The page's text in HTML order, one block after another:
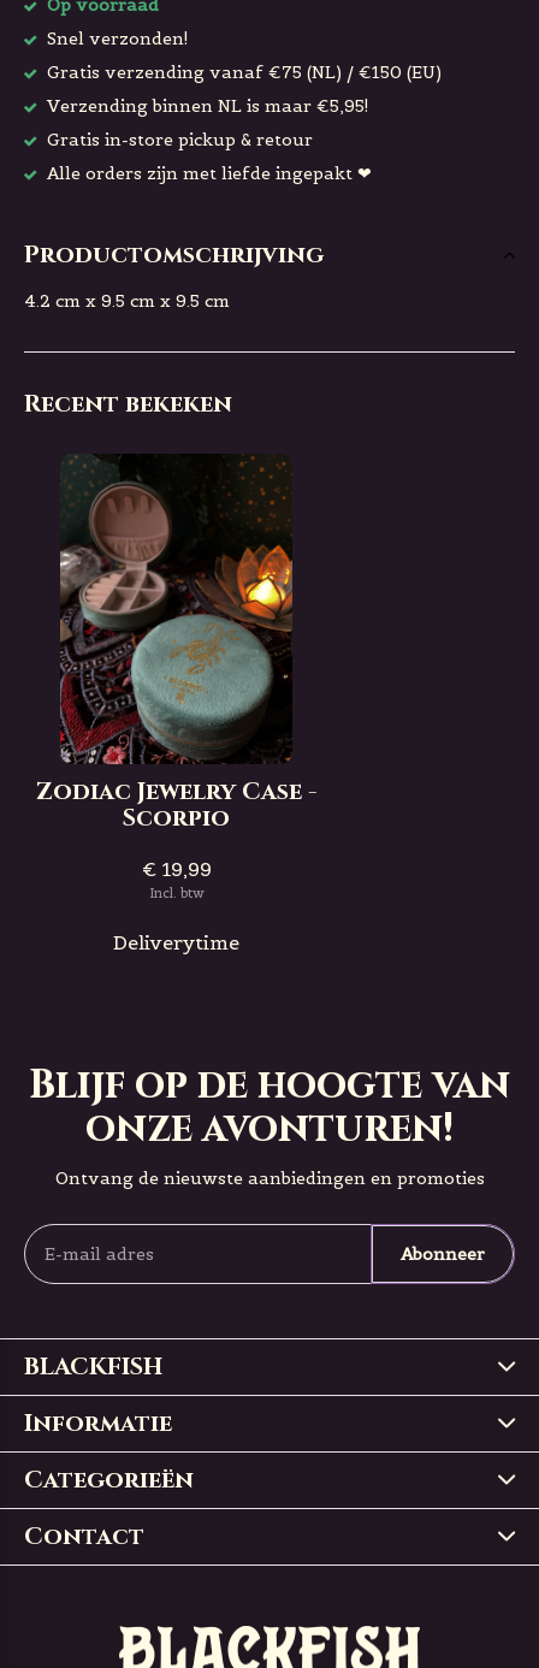
Op voorraad
Snel verzonden!
Gratis verzending vanaf €75 (NL) / €150 (EU)
Verzending binnen NL is maar €5,95!
Gratis in-store pickup & retour
Alle orders zijn met liefde ingepakt ❤
Productomschrijving
4.2 cm x 9.5 cm x 9.5 cm
Recent bekeken
Zodiac Jewelry Case -
Scorpio
€ 19,99
Incl. btw
Deliverytime
Blijf op de hoogte van
onze avonturen!
Ontvang de nieuwste aanbiedingen en promoties
Abonneer
BLACKFISH
Informatie
Categorieën
Contact